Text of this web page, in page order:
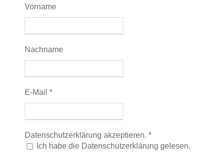
Vorname
Nachname
E-Mail *
Datenschutzerklärung akzeptieren. *
Ich habe die Datenschutzerklärung gelesen.